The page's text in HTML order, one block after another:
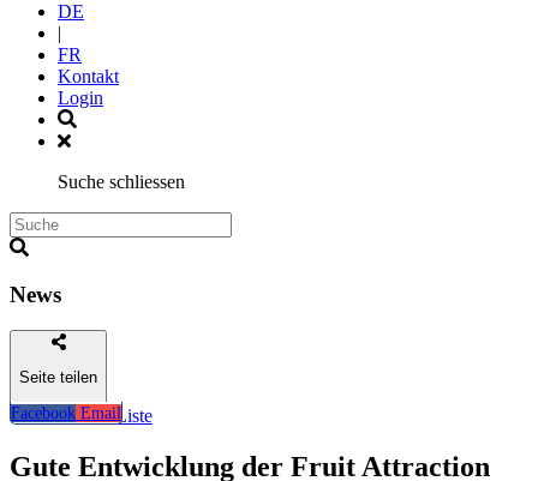
DE
|
FR
Kontakt
Login
Suche schliessen
News
Seite teilen
Facebook Email
Zurück zur Liste
Gute Entwicklung der Fruit Attraction